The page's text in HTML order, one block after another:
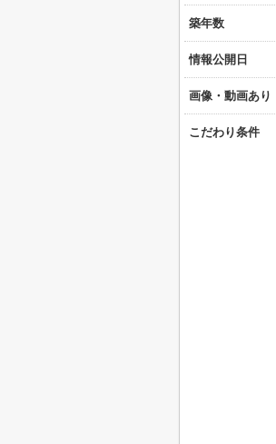
築年数
情報公開日
画像・動画あり
こだわり条件